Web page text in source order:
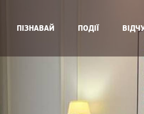
ПІЗНАВАЙ ПОДІЇ